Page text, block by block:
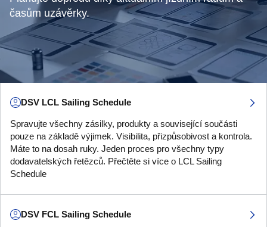
časům uzávěrky.
DSV LCL Sailing Schedule
Spravujte všechny zásilky, produkty a související součásti
pouze na základě výjimek. Visibilita, přizpůsobivost a kontrola.
Máte to na dosah ruky. Jeden proces pro všechny typy
dodavatelských řetězců. Přečtěte si více o LCL Sailing
Schedule
DSV FCL Sailing Schedule